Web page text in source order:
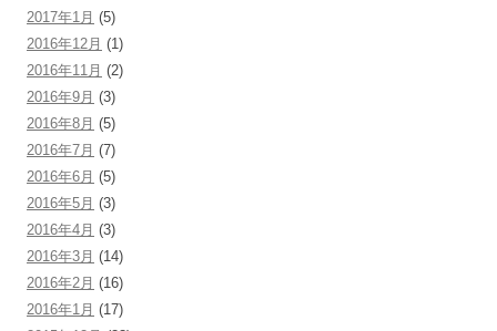
2017年1月 (5)
2016年12月 (1)
2016年11月 (2)
2016年9月 (3)
2016年8月 (5)
2016年7月 (7)
2016年6月 (5)
2016年5月 (3)
2016年4月 (3)
2016年3月 (14)
2016年2月 (16)
2016年1月 (17)